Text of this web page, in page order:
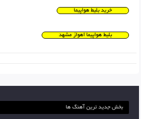
خرید بلیط هواپیما
بلیط هواپیما اهواز مشهد
بخش جدید ترین آهنگ ها